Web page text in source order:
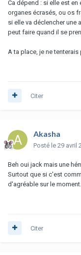
Ca dépend : si elle est
organes écrasés, ou os
si elle va déclencher une
peut faire quand il se
A ta place, je ne tenterais
Citer
Akasha
Posté le 29 avril
Beh oui jack mais une
Surtout que si c'est
d'agréable sur le
Citer